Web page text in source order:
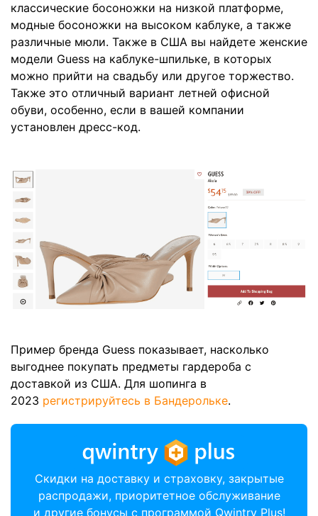
классические босоножки на низкой платформе,
модные босоножки на высоком каблуке, а также
различные мюли. Также в США вы найдете женские
модели Guess на каблуке-шпильке, в которых
можно прийти на свадьбу или другое торжество.
Также это отличный вариант летней офисной
обуви, особенно, если в вашей компании
установлен дресс-код.
Пример бренда Guess показывает, насколько
выгоднее покупать предметы гардероба с
доставкой из США. Для шопинга в
2023 регистрируйтесь в Бандерольке.
Скидки на доставку и страховку, закрытые
распродажи, приоритетное обслуживание
и другие бонусы с программой Qwintry Plus!